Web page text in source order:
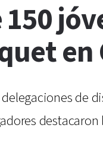
150
de